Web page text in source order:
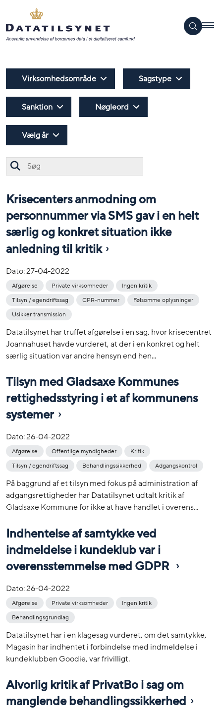
Virksomhedsområde Sagstype
Sanktion Nøgleord
Vælg år
Krisecenters anmodning om
personnummer via SMS gav i en helt
særlig og konkret situation ikke
anledning til kritik
Dato:27-04-2022
Afgørelse Private virksomheder
Ingen kritik
Tilsyn / egendriftssag
CPR-nummer
Følsomme oplysninger
Usikker transmission
Datatilsynet har truffet afgørelse i en sag, hvor krisecentret
Joannahuset havde vurderet, at der i en konkret og helt
særlig situation var andre hensyn end hen...
Tilsyn med Gladsaxe Kommunes
rettighedsstyring i et af kommunens
systemer
Dato:26-04-2022
Afgørelse Offentlige myndigheder
Kritik
Tilsyn / egendriftssag
Behandlingssikkerhed Adgangskontrol
På baggrund af et tilsyn med fokus på administration af
adgangsrettigheder har Datatilsynet udtalt kritik af
Gladsaxe Kommune for ikke at have handlet i overens...
Indhentelse af samtykke ved
indmeldelse i kundeklub var i
overensstemmelse med GDPR
Dato:26-04-2022
Afgørelse Private virksomheder
Ingen kritik
Behandlingsgrundlag
Datatilsynet har i en klagesag vurderet, om det samtykke,
Magasin har indhentet i forbindelse med indmeldelse i
kundeklubben Goodie, var frivilligt.
Alvorlig kritik af PrivatBo i sag om
manglende behandlingssikkerhed